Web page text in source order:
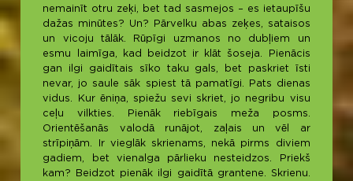
nemainīt otru zeķi, bet tad sasmejos – es ietaupīšu
dažas minūtes? Un? Pārvelku abas zeķes, sataisos
un vicoju tālāk. Rūpīgi uzmanos no dubļiem un
esmu laimīga, kad beidzot ir klāt šoseja. Pienācis
gan ilgi gaidītais sīko taku gals, bet paskriet īsti
nevar, jo saule sāk spiest tā pamatīgi. Pats dienas
vidus. Kur ēniņa, spiežu sevi skriet, jo negribu visu
ceļu vilkties. Pienāk riebīgais meža posms.
Orientēšanās valodā runājot, zaļais un vēl ar
strīpiņām. Ir vieglāk skrienams, nekā pirms diviem
gadiem, bet vienalga pārlieku nesteidzos. Priekš
kam? Beidzot pienāk ilgi gaidītā grantene. Skrienu.